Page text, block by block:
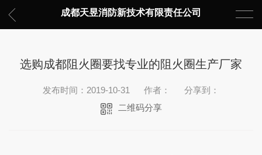
成都天昱消防新技术有限责任公司
选购成都阻火圈要找专业的阻火圈生产厂家
发布时间：2019-10-31 作者：
分享到：
二维码分享